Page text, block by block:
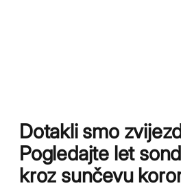
Dotakli smo
Pogledajte let
kroz sunčevu